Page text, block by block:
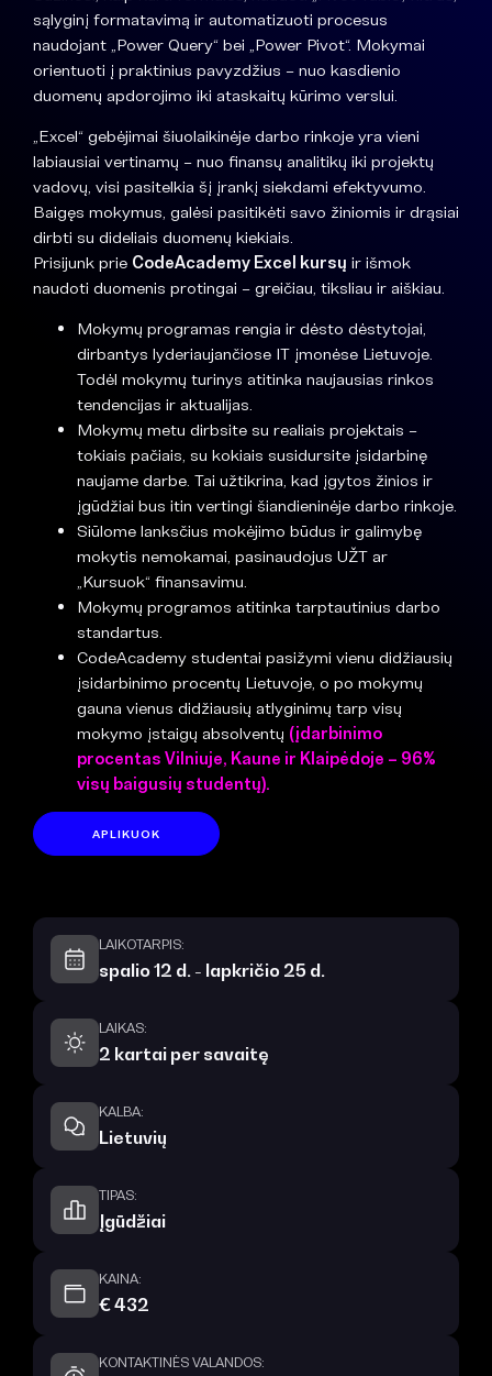
sąlyginį formatavimą ir automatizuoti procesus
naudojant „Power Query“ bei „Power Pivot“. Mokymai
orientuoti į praktinius pavyzdžius – nuo kasdienio
duomenų apdorojimo iki ataskaitų kūrimo verslui.
„Excel“ gebėjimai šiuolaikinėje darbo rinkoje yra vieni
labiausiai vertinamų – nuo finansų analitikų iki projektų
vadovų, visi pasitelkia šį įrankį siekdami efektyvumo.
Baigęs mokymus, galėsi pasitikėti savo žiniomis ir drąsiai
dirbti su dideliais duomenų kiekiais.
Prisijunk prie CodeAcademy Excel kursų ir išmok
naudoti duomenis protingai – greičiau, tiksliau ir aiškiau.
Mokymų programas rengia ir dėsto dėstytojai,
dirbantys lyderiaujančiose IT įmonėse Lietuvoje.
Todėl mokymų turinys atitinka naujausias rinkos
tendencijas ir aktualijas.
Mokymų metu dirbsite su realiais projektais –
tokiais pačiais, su kokiais susidursite įsidarbinę
naujame darbe. Tai užtikrina, kad įgytos žinios ir
įgūdžiai bus itin vertingi šiandieninėje darbo rinkoje.
Siūlome lanksčius mokėjimo būdus ir galimybę
mokytis nemokamai, pasinaudojus UŽT ar
„Kursuok“ finansavimu.
Mokymų programos atitinka tarptautinius darbo
standartus.
CodeAcademy studentai pasižymi vienu didžiausių
įsidarbinimo procentų Lietuvoje, o po mokymų
gauna vienus didžiausių atlyginimų tarp visų
mokymo įstaigų absolventų (įdarbinimo
procentas Vilniuje, Kaune ir Klaipėdoje – 96%
visų baigusių studentų).
APLIKUOK
LAIKOTARPIS:
spalio 12 d. - lapkričio 25 d.
LAIKAS:
2 kartai per savaitę
KALBA:
Lietuvių
TIPAS:
Įgūdžiai
KAINA:
€ 432
KONTAKTINĖS VALANDOS: